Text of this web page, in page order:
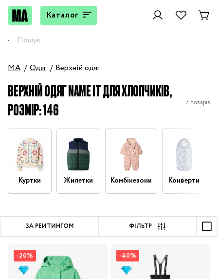
Каталог
MA Одяг Верхній одяг
ВЕРХНІЙ ОДЯГ NAME IT ДЛЯ ХЛОПЧИКІВ,
РОЗМІР: 146
7 товарів
Куртки Жилетки Комбінезони Конверти
ЗА РЕЙТИНГОМ ФІЛЬТР
-20% -40%